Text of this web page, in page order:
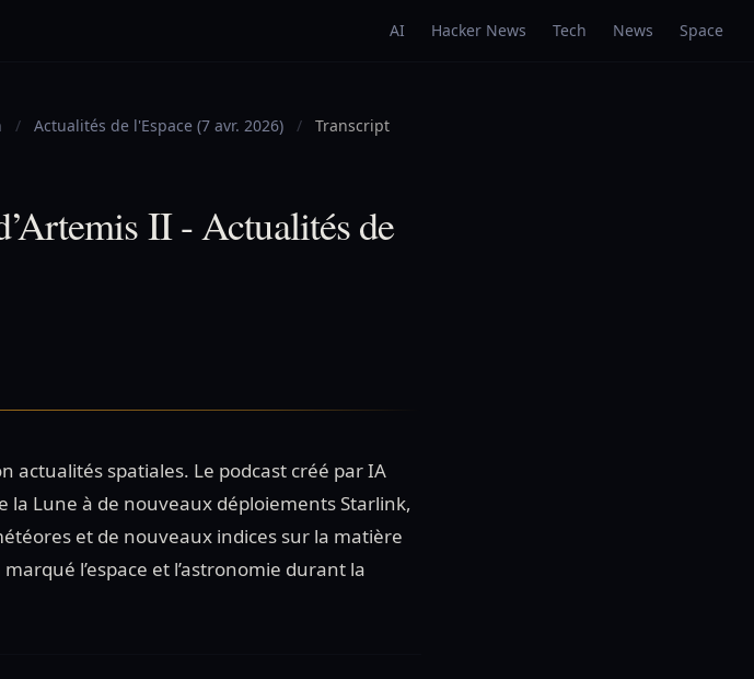
AI Hacker News Tech News Space
/ Actualités de l'Espace (7 avr. 2026) / Transcript
II - Actualités de
actualités spatiales. Le podcast créé par IA
la Lune à de nouveaux déploiements Starlink,
et de nouveaux indices sur la matière
l’espace et l’astronomie durant la